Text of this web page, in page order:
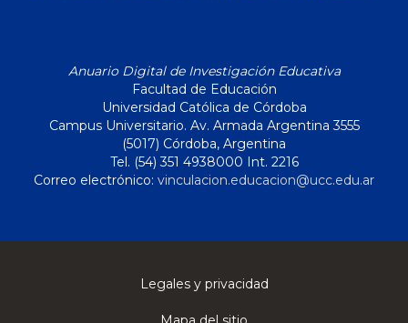
Anuario Digital de Investigación Educativa
Facultad de Educación
Universidad Católica de Córdoba
Campus Universitario. Av. Armada Argentina 3555
(5017) Córdoba, Argentina
Tel. (54) 351 4938000 Int. 2216
Correo electrónico: vinculacion.educacion@ucc.edu.ar
Legales y privacidad